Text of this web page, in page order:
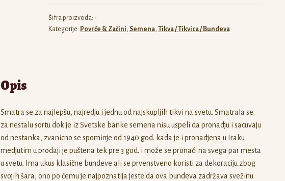
Šifra proizvoda: -
Kategorije: Povrće & Začini , Semena, Tikva / Tikvica / Bundeva
Opis
Smatra se za najlepšu, najredju i jednu od najskupljih tikvi na svetu. Smatrala se
za nestalu sortu dok je iz Svetske banke semena nisu uspeli da pronadju i sacuvaju
od nestanka, zvanicno se spominje od 1940 god. kada je i pronadjena u Iraku
medjutim u prodaji je puštena tek pre 3 god. i može se pronaći na svega par mesta
u svetu. Ima ukus klasične bundeve ali se prvenstveno koristi za dekoraciju zbog
svojih šara, ono po čemu je najpoznatija jeste da ova bundeva zadržava svežinu